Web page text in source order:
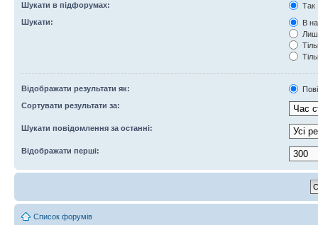
Шукати в підфорумах:
Так
Шукати:
В
Відображати результати як:
Сортувати результати за:
Шукати повідомлення за останні:
Відображати перші:
Список форумів